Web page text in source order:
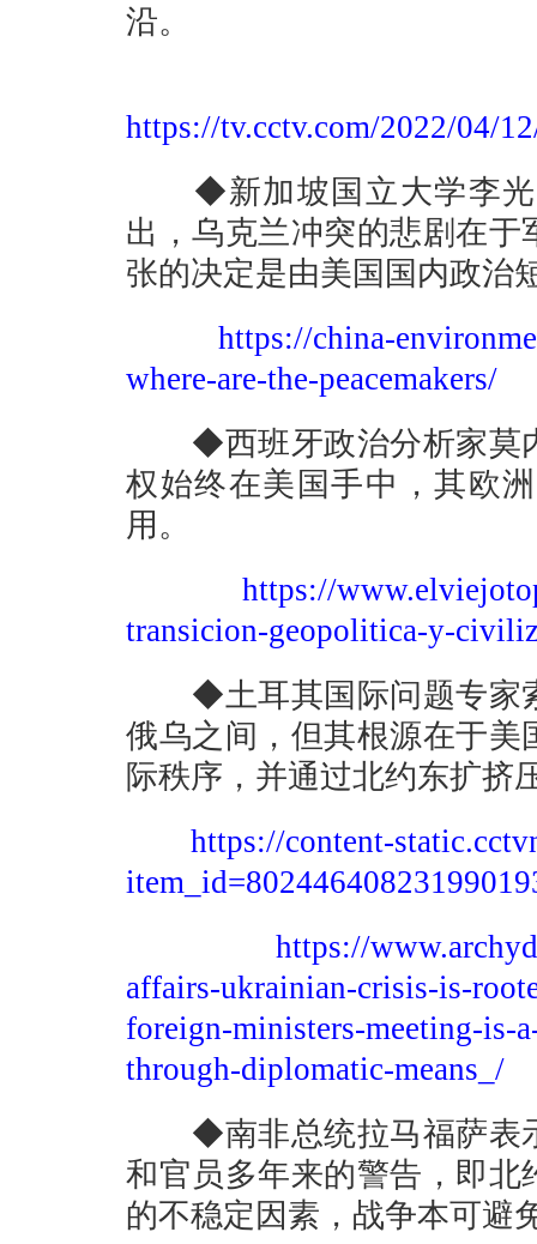
沿。
https://tv.cctv.com/2022/04/
◆新加坡国立大学李光
出，乌克兰冲突的悲剧在
张的决定是由美国国内政治
https://china-
where-are-the-peacemakers/
◆西班牙政治分析家莫内
权始终在美国手中，其欧
用。
https://
transicion-geopolitica-y-
◆土耳其国际问题专家索
俄乌之间，但其根源在于
际秩序，并通过北约东扩挤
https://content-
https://
affairs-ukrainian-crisis-is-
foreign-ministers-meeting-is-
through-diplomatic-means_/
◆南非总统拉马福萨表示
和官员多年来的警告，即
的不稳定因素，战争本可避